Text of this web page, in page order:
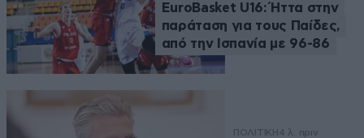
EuroBasket U16: Ήττα στην
παράταση για τους Παίδες,
από την Ισπανία με 96-86
ΠΟΛΙΤΙΚΗ4 λ. πριν